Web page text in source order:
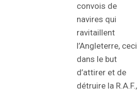
convois de
navires qui
ravitaillent
l’Angleterre, ceci
dans le but
d’attirer et de
détruire la R.A.F.,